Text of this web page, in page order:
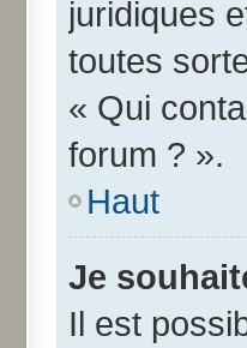
juridiques
toutes
« Qui
forum ? ».
Haut
Je
Il est